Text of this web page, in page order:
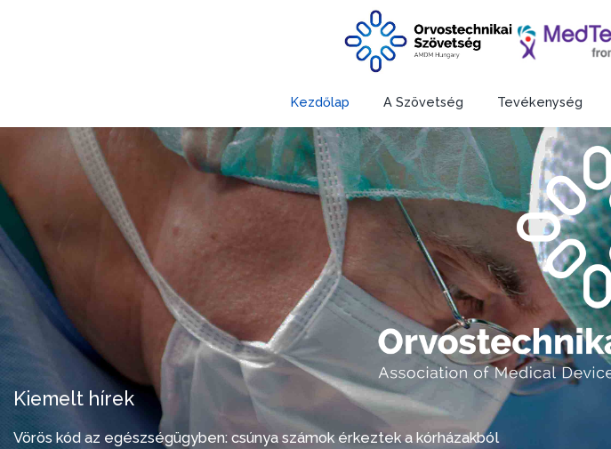
Kezdőlap A Szövetség Tevékenység
Kiemelt hírek
Vörös kód az egészségügyben: csúnya számok érkeztek a kórházakból